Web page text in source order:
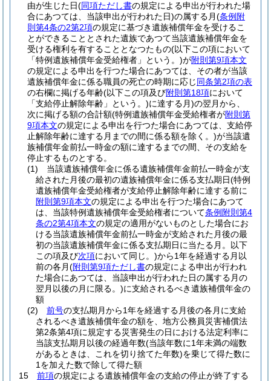
由が生じた日(同項ただし書の規定による申出が行われた場
合にあつては、当該申出が行われた日)の属する月(条例附
則第4条の2第2項の規定に基づき遺族補償年金を受けるこ
とができることとされた遺族であつて当該遺族補償年金を
受ける権利を有することとなつたもの(以下この項において
「特例遺族補償年金受給権者」という。)が附則第9項本文
の規定による申出を行つた場合にあつては、その者が当該
遺族補償年金に係る職員の死亡の時期に応じ同条第2項の表
の右欄に掲げる年齢(以下この項及び附則第18項において
「支給停止解除年齢」という。)に達する月)の翌月から、
次に掲げる額の合計額(特例遺族補償年金受給権者が附則第
9項本文の規定による申出を行つた場合にあつては、支給停
止解除年齢に達する月までの間に係る額を除く。)が当該遺
族補償年金前払一時金の額に達するまでの間、その支給を
停止するものとする。
(1)
当該遺族補償年金に係る遺族補償年金前払一時金が支
給された月後の最初の遺族補償年金に係る支払期日(特例
遺族補償年金受給権者が支給停止解除年齢に達する前に
附則第9項本文の規定による申出を行つた場合にあつて
は、当該特例遺族補償年金受給権者について条例附則第4
条の2第4項本文の規定の適用がないものとした場合にお
ける当該遺族補償年金前払一時金が支給された月後の最
初の当該遺族補償年金に係る支払期日に当たる月。以下
この項及び次項において同じ。)から1年を経過する月以
前の各月(附則第9項ただし書の規定による申出が行われ
た場合にあつては、当該申出が行われた日の属する月の
翌月以後の月に限る。)に支給されるべき遺族補償年金の
額
(2)
前号の支払期月から1年を経過する月後の各月に支給
されるべき遺族補償年金の額を、地方公務員災害補償法
第2条第4項に規定する災害発生の日における法定利率に
当該支払期月以後の経過年数(当該年数に1年未満の端数
があるときは、これを切り捨てた年数)を乗じて得た数に
1を加えた数で除して得た額
15
前項の規定による遺族補償年金の支給の停止が終了する